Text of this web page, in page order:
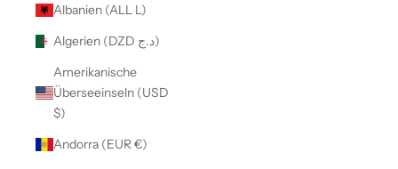
Albanien (ALL L)
Algerien (DZD د.ج)
Amerikanische
Überseeinseln (USD
$)
Andorra (EUR €)